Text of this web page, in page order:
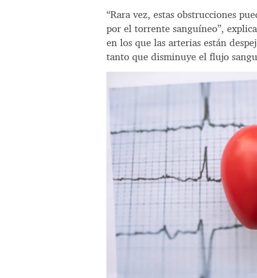
“Rara vez, estas obstrucciones
por el torrente sanguíneo”,
en los que las arterias están
tanto que disminuye el flujo